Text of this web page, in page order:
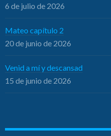
6 de julio de 2026
Mateo capítulo 2
20 de junio de 2026
Venid a mí y descansad
15 de junio de 2026